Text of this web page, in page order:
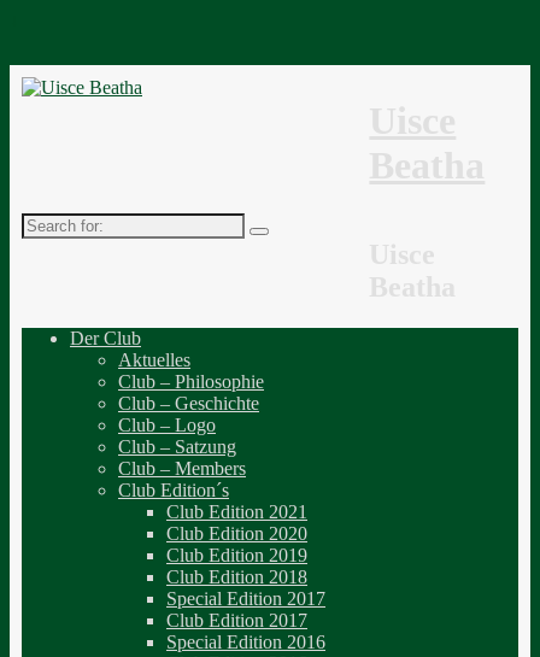
Search
for:
Der Club
Aktuelles
Club – Philosophie
Club – Geschichte
Club – Logo
Club – Satzung
Club – Members
Club Edition´s
Club Edition 2021
Club Edition 2020
Club Edition 2019
Club Edition 2018
Special Edition 2017
Club Edition 2017
Special Edition 2016